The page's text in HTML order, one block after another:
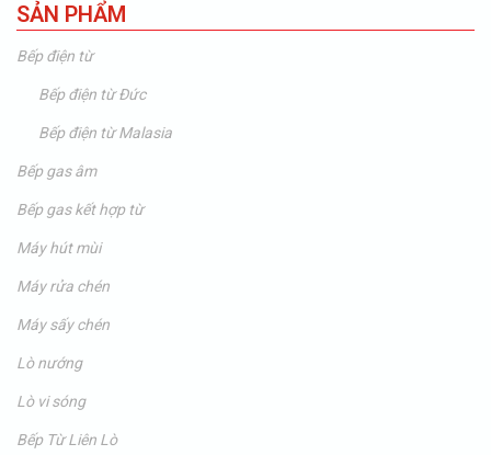
SẢN PHẨM
Bếp điện từ
Bếp điện từ Đức
Bếp điện từ Malasia
Bếp gas âm
Bếp gas kết hợp từ
Máy hút mùi
Máy rửa chén
Máy sấy chén
Lò nướng
Lò vi sóng
Bếp Từ Liên Lò